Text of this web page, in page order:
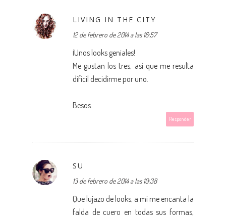
LIVING IN THE CITY
12 de febrero de 2014 a las 16:57
¡Unos looks geniales!
Me gustan los tres, así que me resulta
difícil decidirme por uno.
Besos.
Responder
SU
13 de febrero de 2014 a las 10:38
Que lujazo de looks, a mi me encanta la
falda de cuero en todas sus formas,